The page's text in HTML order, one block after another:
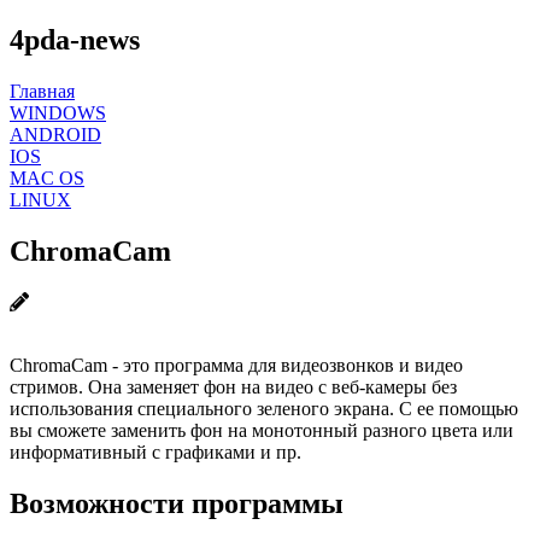
4pda-news
Главная
WINDOWS
ANDROID
IOS
MAC OS
LINUX
ChromaCam
ChromaCam - это программа для видеозвонков и видео
стримов. Она заменяет фон на видео с веб-камеры без
использования специального зеленого экрана. С ее помощью
вы сможете заменить фон на монотонный разного цвета или
информативный с графиками и пр.
Возможности программы